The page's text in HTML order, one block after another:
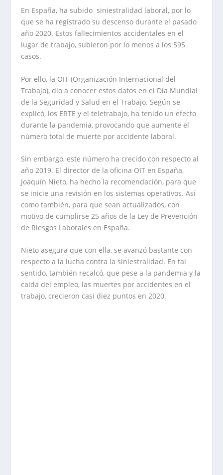
En España, ha subido siniestralidad laboral, por lo
que se ha registrado su descenso durante el pasado
año 2020. Estos fallecimientos accidentales en el
lugar de trabajo, subieron por lo menos a los 595
casos.
Por ello, la OIT (Organización Internacional del
Trabajo), dio a conocer estos datos en el Día Mundial
de la Seguridad y Salud en el Trabajo. Según se
explicó, los ERTE y el teletrabajo, ha tenido un efecto
durante la pandemia, provocando que aumente el
número total de muerte por accidente laboral.
Sin embargo, este número ha crecido con respecto al
año 2019. El director de la oficina OIT en España,
Joaquín Nieto, ha hecho la recomendación, para que
se inicie una revisión en los sistemas operativos. Así
como también, para que sean actualizados, con
motivo de cumplirse 25 años de la Ley de Prevención
de Riesgos Laborales en España.
Nieto asegura que con ella, se avanzó bastante con
respecto a la lucha contra la siniestralidad. En tal
sentido, también recalcó, que pese a la pandemia y la
caida del empleo, las muertes por accidentes en el
trabajo, crecieron casi diez puntos en 2020.